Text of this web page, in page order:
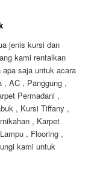
jenis kursi dan
kami rentalkan
saja untuk acara
, AC , Panggung ,
Permadani ,
, Kursi Tiffany ,
, Karpet
, Flooring ,
kami untuk